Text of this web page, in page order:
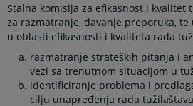
Stalna komisija za efikasnost i kvalitet
za razmatranje, davanje preporuka,
u oblasti efikasnosti i kvaliteta rada
razmatranje strateških pitanja i
vezi sa trenutnom situacijom u
identificiranje problema i
cilju unapređenja rada